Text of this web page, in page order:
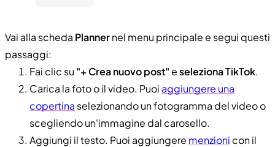
Vai alla scheda Plannernel menu principale e segui questi
passaggi:
Fai clic su "+ Crea nuovo post"eseleziona TikTok.
Carica la foto o il video. Puoi aggiungere una
copertina selezionando un fotogramma del video o
scegliendo un'immagine dal carosello.
Aggiungi il testo. Puoi aggiungere menzioni con il